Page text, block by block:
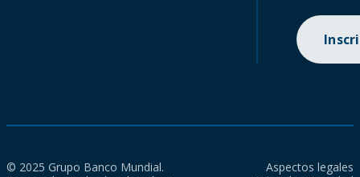
© 2025 Grupo Banco Mundial.
Aspectos legales